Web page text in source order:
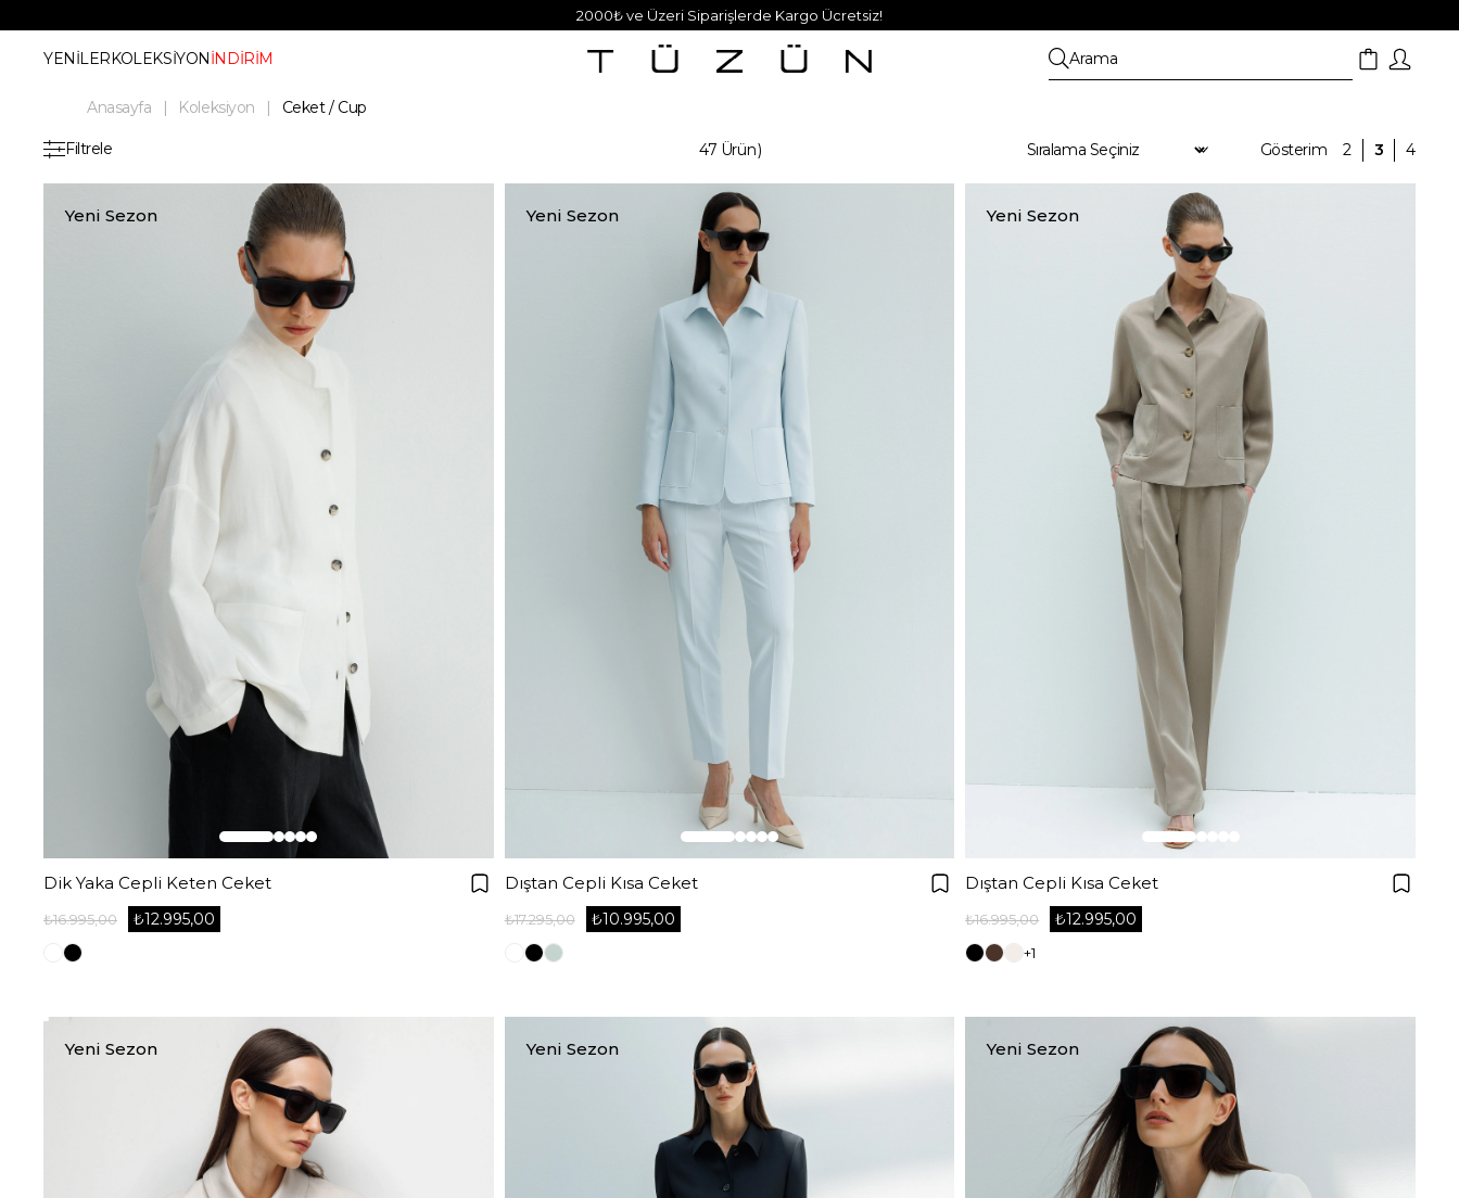
2000₺ ve Üzeri Siparişlerde Kargo Ücretsiz!
YENİLERKOLEKSİYONİNDİRİM
Anasayfa Koleksiyon Ceket / Cup
Filtrele 47 Ürün
Dik Yaka Cepli Keten Ceket
₺12.995,00
₺16.995,00
Yeni Sezon
Dıştan Cepli Kısa Ceket
₺10.995,00
₺17.295,00
Yeni Sezon
Dıştan Cepli Kısa Ceket
₺12.995,00
₺16.995,00
+1
Yeni Sezon
Yeni Sezon Yeni Sezon Yeni Sezon